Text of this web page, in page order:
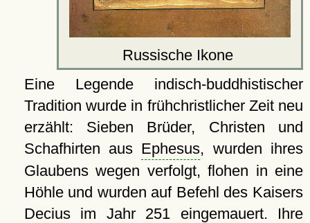
Russische Ikone
Eine Legende indisch-buddhistischer
Tradition wurde in frühchristlicher Zeit neu
erzählt: Sieben Brüder, Christen und
Schafhirten aus Ephesus, wurden ihres
Glaubens wegen verfolgt, flohen in eine
Höhle und wurden auf Befehl des Kaisers
Decius im Jahr 251 eingemauert. Ihre